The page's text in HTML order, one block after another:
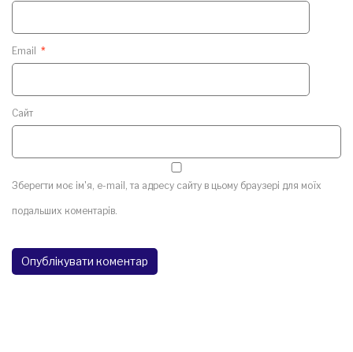
Email *
Сайт
Зберегти моє ім'я, e-mail, та адресу сайту в цьому браузері для моїх
подальших коментарів.